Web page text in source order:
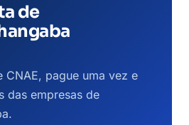
de
CNAE, pague uma vez e
das empresas de